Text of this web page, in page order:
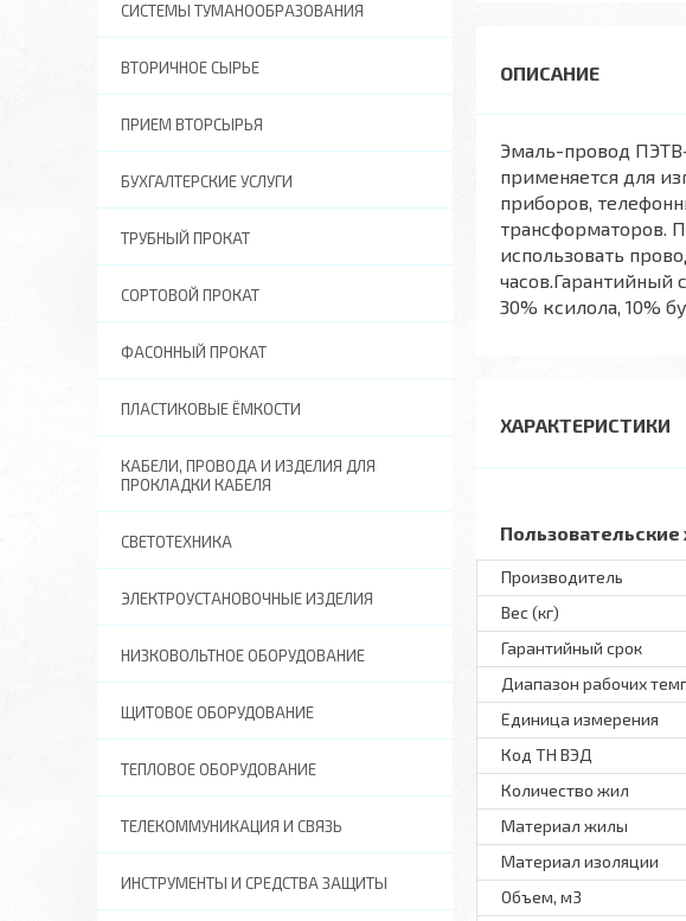
Эмаль-провод
применяется для
приборов,
трансформаторов.
использовать
часов.Гарантийный
30% ксилола, 10%
ХАРАКТЕРИСТИКИ
Пользовательские
Производитель
Вес (кг)
Гарантийный срок
Диапазон рабочих
Единица измерения
Код ТН ВЭД
Количество жил
Материал жилы
Материал изоляции
Объем, м3
СИСТЕМЫ ТУМАНООБРАЗОВАНИЯ
ВТОРИЧНОЕ СЫРЬЕ
ПРИЕМ ВТОРСЫРЬЯ
БУХГАЛТЕРСКИЕ УСЛУГИ
ТРУБНЫЙ ПРОКАТ
СОРТОВОЙ ПРОКАТ
ФАСОННЫЙ ПРОКАТ
ПЛАСТИКОВЫЕ ЁМКОСТИ
КАБЕЛИ, ПРОВОДА И ИЗДЕЛИЯ ДЛЯ
ПРОКЛАДКИ КАБЕЛЯ
СВЕТОТЕХНИКА
ЭЛЕКТРОУСТАНОВОЧНЫЕ ИЗДЕЛИЯ
НИЗКОВОЛЬТНОЕ ОБОРУДОВАНИЕ
ЩИТОВОЕ ОБОРУДОВАНИЕ
ТЕПЛОВОЕ ОБОРУДОВАНИЕ
ТЕЛЕКОММУНИКАЦИЯ И СВЯЗЬ
ИНСТРУМЕНТЫ И СРЕДСТВА ЗАЩИТЫ